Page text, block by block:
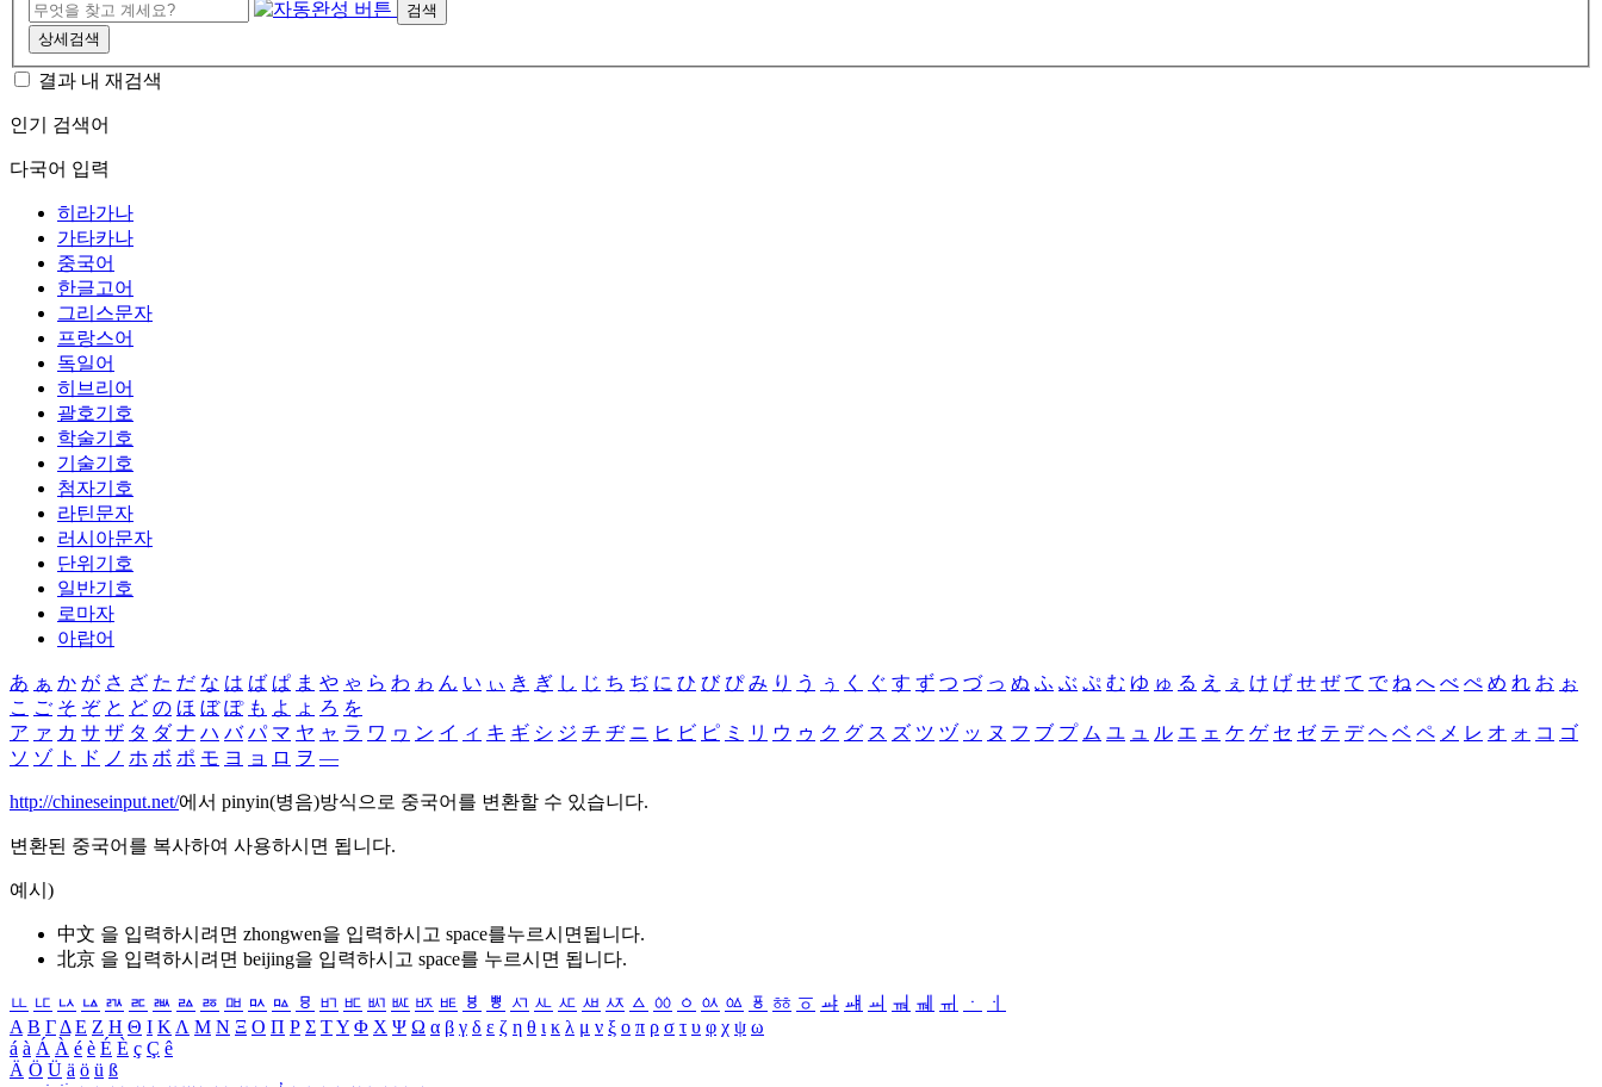
검색
상세검색
결과 내 재검색
인기 검색어
다국어 입력
히라가나
가타카나
중국어
한글고어
그리스문자
프랑스어
독일어
히브리어
괄호기호
학술기호
기술기호
첨자기호
라틴문자
러시아문자
단위기호
일반기호
로마자
아랍어
あ ぁ か が さ ざ た だ な は ば ぱ ま や ゃ ら わ ゎ ん い ぃ き ぎ し じ ち ぢ に ひ び ぴ み り う ぅ く ぐ す ず つ づ っ ぬ ふ ぶ ぷ む ゆ ゅ る え ぇ け げ せ ぜ て で ね へ べ ぺ め れ お ぉ
こ ご そ ぞ と ど の ほ ぼ ぽ も よ ょ ろ を
ア ァ カ サ ザ タ ダ ナ ハ バ パ マ ヤ ャ ラ ワ ヮ ン イ ィ キ ギ シ ジ チ ヂ ニ ヒ ビ ピ ミ リ ウ ゥ ク グ ス ズ ツ ヅ ッ ヌ フ ブ プ ム ユ ュ ル エ ェ ケ ゲ セ ゼ テ デ ヘ ベ ペ メ レ オ ォ コ ゴ
ソ ゾ ト ド ノ ホ ボ ポ モ ヨ ョ ロ ヲ ―
http://chineseinput.net/에서 pinyin(병음)방식으로 중국어를 변환할 수 있습니다.
변환된 중국어를 복사하여 사용하시면 됩니다.
예시)
中文 을 입력하시려면 zhongwen을 입력하시고 space를누르시면됩니다.
北京 을 입력하시려면 beijing을 입력하시고 space를 누르시면 됩니다.
ㅥ ㅦ ㅧ ㅨ ㅩ ㅪ ㅫ ㅬ ㅭ ㅮ ㅯ ㅰ ㅱ ㅲ ㅳ ㅴ ㅵ ㅶ ㅷ ㅸ ㅹ ㅺ ㅻ ㅼ ㅽ ㅾ ㅿ ㆀ ㆁ ㆂ ㆃ ㆄ ㆅ ㆆ ㆇ ㆈ ㆉ ㆊ ㆋ ㆌ ㆍ
ㆎ
Α Β ΓΔ Ε Ζ Η Θ Ι ΚΛ Μ Ν Ξ Ο Π Ρ Σ ΤΥ Φ Χ Ψ Ω α β γ δ ε ζ η θ ι κ λ μ ν ξ ο π ρ σ τ υ φ χ ψ ω
á à Á À é è É È ç Ç ê
Ä Ö Ü ä ö ü ß